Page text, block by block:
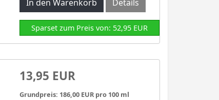
In den Warenkorb Details
Sparset zum Preis von: 52,95 EUR
13,95 EUR
Grundpreis: 186,00 EUR pro 100 ml